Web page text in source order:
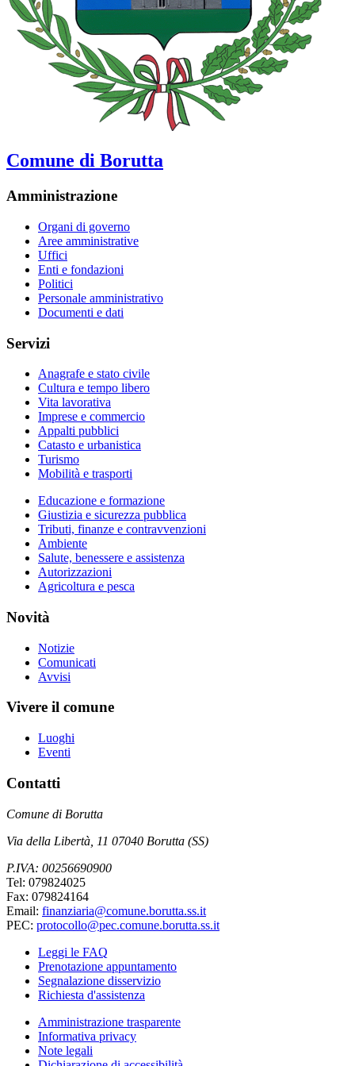
Comune di Borutta
Amministrazione
Organi di governo
Aree amministrative
Uffici
Enti e fondazioni
Politici
Personale amministrativo
Documenti e dati
Servizi
Anagrafe e stato civile
Cultura e tempo libero
Vita lavorativa
Imprese e commercio
Appalti pubblici
Catasto e urbanistica
Turismo
Mobilità e trasporti
Educazione e formazione
Giustizia e sicurezza pubblica
Tributi, finanze e contravvenzioni
Ambiente
Salute, benessere e assistenza
Autorizzazioni
Agricoltura e pesca
Novità
Notizie
Comunicati
Avvisi
Vivere il comune
Luoghi
Eventi
Contatti
Comune di Borutta
Via della Libertà, 11 07040 Borutta (SS)
P.IVA: 00256690900
Tel: 079824025
Fax: 079824164
Email: finanziaria@comune.borutta.ss.it
PEC: protocollo@pec.comune.borutta.ss.it
Leggi le FAQ
Prenotazione appuntamento
Segnalazione disservizio
Richiesta d'assistenza
Amministrazione trasparente
Informativa privacy
Note legali